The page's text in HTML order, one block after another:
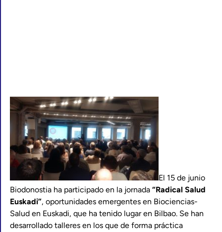
El 15 de junio
Biodonostia ha participado en la jornada “Radical Salud
Euskadi”, oportunidades emergentes en Biociencias-
Salud en Euskadi, que ha tenido lugar en Bilbao. Se han
desarrollado talleres en los que de forma práctica